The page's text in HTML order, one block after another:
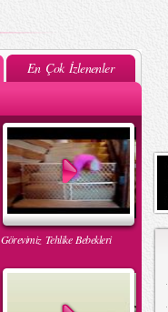
En Çok İzlenenler
Görevimiz Tehlike Bebekleri